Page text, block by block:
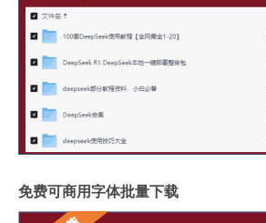
免费可商用字体批量下载